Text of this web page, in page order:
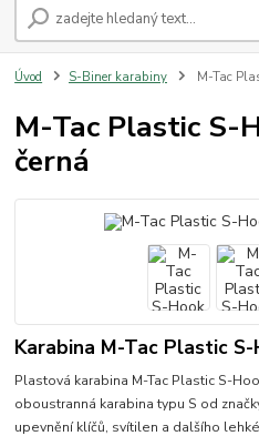
Úvod S-Biner karabiny M-Tac
M-Tac Plastic S-
černá
Karabina M-Tac Plastic
Plastová karabina M-Tac Plastic S-
oboustranná karabina typu S od
upevnění klíčů, svítilen a dalšího